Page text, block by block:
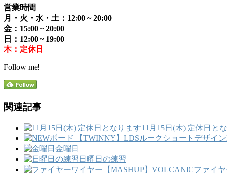
営業時間
月・火・水・土：12:00 ~ 20:00
金：15:00 ~ 20:00
日：12:00 ~ 19:00
木：定休日
Follow me!
関連記事
11月15日(木) 定休日と
金曜日
日曜日の練習
ファイ